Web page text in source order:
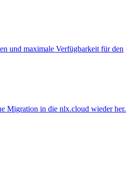
und maximale Verfügbarkeit für den
Migration in die nlx.cloud wieder her.